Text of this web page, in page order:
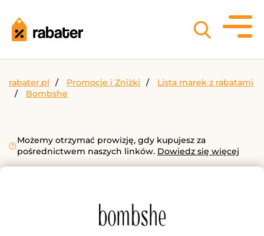
rabater.pl Promocje i Zniżki
Lista marek z rabatami
Bombshe
Możemy otrzymać prowizję, gdy kupujesz za
pośrednictwem naszych linków. Dowiedz się więcej